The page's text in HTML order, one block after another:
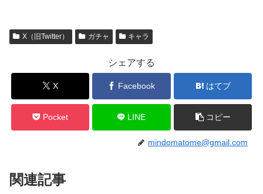
X（旧Twitter） ガチャ キャラ
シェアする
X Facebook はてブ
Pocket LINE コピー
mindomatome@gmail.com
関連記事